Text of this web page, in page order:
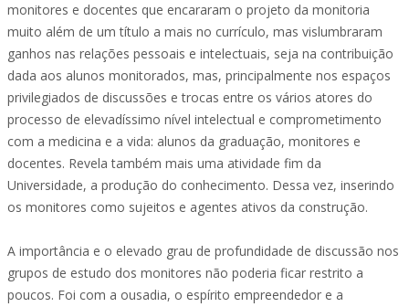
monitores e docentes que encararam o projeto da monitoria
muito além de um título a mais no currículo, mas vislumbraram
ganhos nas relações pessoais e intelectuais, seja na contribuição
dada aos alunos monitorados, mas, principalmente nos espaços
privilegiados de discussões e trocas entre os vários atores do
processo de elevadíssimo nível intelectual e comprometimento
com a medicina e a vida: alunos da graduação, monitores e
docentes. Revela também mais uma atividade fim da
Universidade, a produção do conhecimento. Dessa vez, inserindo
os monitores como sujeitos e agentes ativos da construção.
A importância e o elevado grau de profundidade de discussão nos
grupos de estudo dos monitores não poderia ficar restrito a
poucos. Foi com a ousadia, o espírito empreendedor e a